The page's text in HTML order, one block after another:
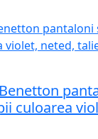
culoarea